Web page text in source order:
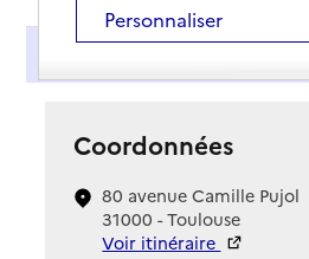
Coordonnées
80 avenue Camille Pujol
31000 - Toulouse
Voir itinéraire
Personnaliser